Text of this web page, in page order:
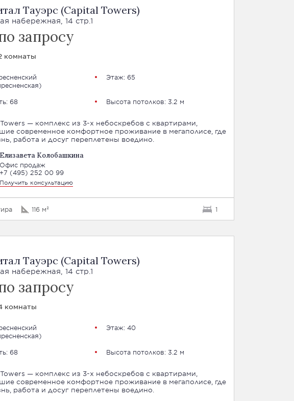
Тауэрс (Capital Towers)
набережная, 14 стр.1
запросу
комнаты
)
Этаж: 65
68 Высота потолков: 3.2 м
— комплекс из 3-х небоскребов с квартирами,
современное комфортное проживание в мегаполисе, где
работа и досуг переплетены воедино.
Елизавета Колобашкина
Офис продаж
+7 (495) 252 00 99
Получить консультацию
116 м² 1
Тауэрс (Capital Towers)
набережная, 14 стр.1
запросу
комнаты
)
Этаж: 40
68 Высота потолков: 3.2 м
— комплекс из 3-х небоскребов с квартирами,
современное комфортное проживание в мегаполисе, где
работа и досуг переплетены воедино.